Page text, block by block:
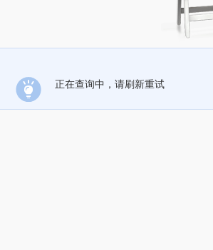
正在查询中，请刷新重试